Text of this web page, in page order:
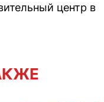
центр в